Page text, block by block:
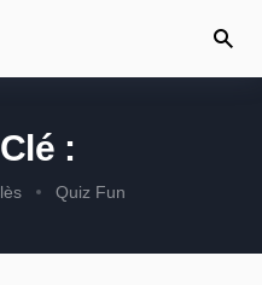
:
Quiz Fun